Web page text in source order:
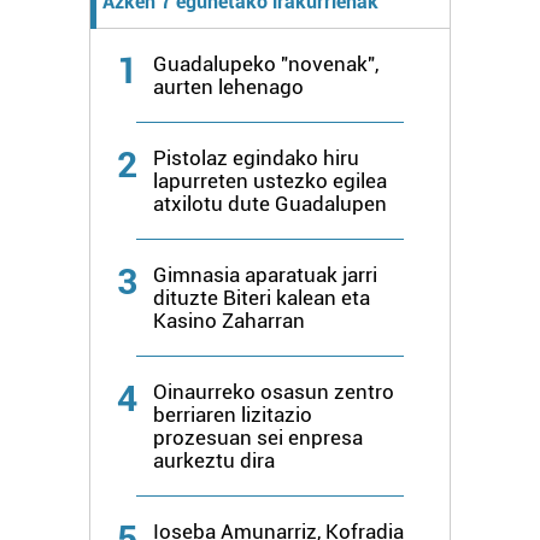
fitxategiak erabiltzen ditu. Zure esperientzia eta
zerbitzuak hobetzeko asmoz, cookie teknologiaz
baliatzen gara. Ohar hau onartuz gero, teknologia hori
1
Guadalupeko "novenak",
aurten lehenago
2
Pistolaz egindako hiru
lapurreten ustezko egilea
atxilotu dute Guadalupen
3
Gimnasia aparatuak jarri
dituzte Biteri kalean eta
Kasino Zaharran
4
Oinaurreko osasun zentro
berriaren lizitazio
prozesuan sei enpresa
aurkeztu dira
Ioseba Amunarriz, Kofradia